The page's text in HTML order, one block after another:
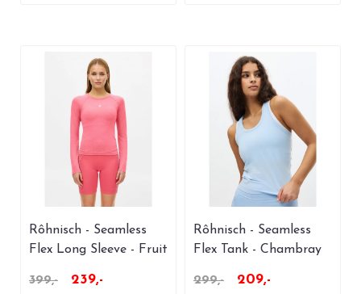
Rôhnisch - Seamless
Flex Long Sleeve - Fruit
399,-
239,-
Rôhnisch - Seamless
Flex Tank - Chambray
299,-
209,-